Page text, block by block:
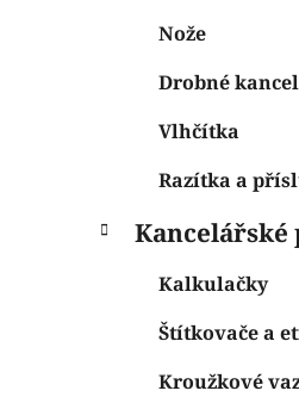
Nože
Drobné
Vlhčítka
Razítka a
Kalkulačky
Štítkovače a
Kroužkové